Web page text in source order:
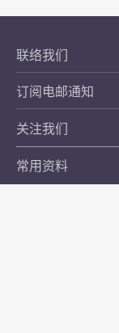
联络我们
订阅电邮通知
关注我们
常用资料